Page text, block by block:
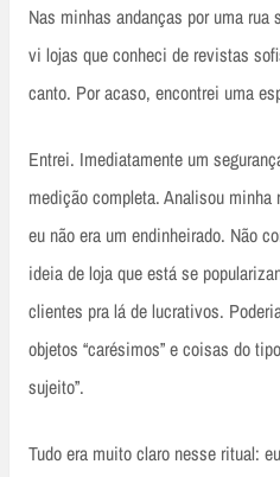
Nas minhas andanças por uma rua
vi lojas que conheci de revistas
canto. Por acaso, encontrei uma
Entrei. Imediatamente um
medição completa. Analisou
eu não era um endinheirado. Não
ideia de loja que está se
clientes pra lá de lucrativos.
objetos “carésimos” e coisas do
sujeito”.
Tudo era muito claro nesse ritual: